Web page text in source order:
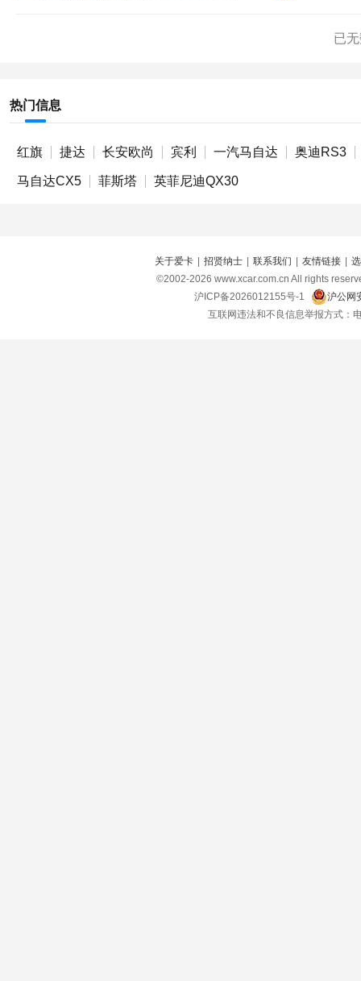
已
热门信息
红旗 捷达 长安欧尚 宾利 一汽马自达 奥迪RS3
马自达CX5 菲斯塔 英菲尼迪QX30
关于爱卡 | 招贤纳士 | 联系我们 | 友情链接 |
©2002-2026 www.xcar.com.cn All rights
沪ICP备2026012155号-1
沪公网
互联网违法和不良信息举报方式：